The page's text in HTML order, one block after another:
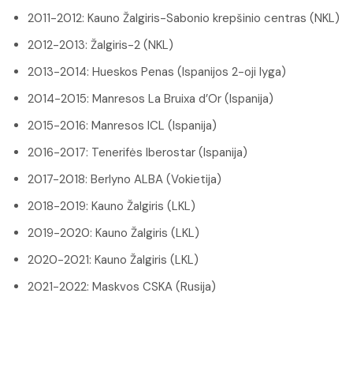
2011-2012: Kauno Žalgiris-Sabonio krepšinio centras (NKL)
2012-2013: Žalgiris-2 (NKL)
2013-2014: Hueskos Penas (Ispanijos 2-oji lyga)
2014-2015: Manresos La Bruixa d’Or (Ispanija)
2015-2016: Manresos ICL (Ispanija)
2016-2017: Tenerifės Iberostar (Ispanija)
2017-2018: Berlyno ALBA (Vokietija)
2018-2019: Kauno Žalgiris (LKL)
2019-2020: Kauno Žalgiris (LKL)
2020-2021: Kauno Žalgiris (LKL)
2021-2022: Maskvos CSKA (Rusija)